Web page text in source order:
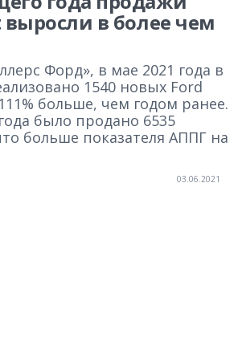
выросли в более чем
Форд», в мае 2021 года в
1540 новых Ford
больше, чем годом ранее.
было продано 6535
больше показателя АППГ на
03.06.2021